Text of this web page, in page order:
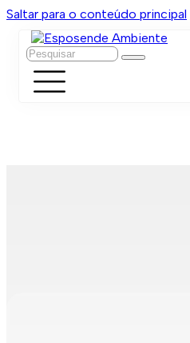
Saltar para o conteúdo principal
Pesquisar